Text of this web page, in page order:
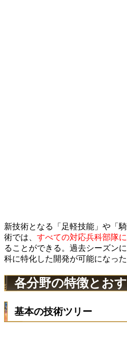
新技術となる「足軽技能」や「
術では、 すべての対応兵科部隊
ることができる。過去シーズン
科に特化した開発が可能になった
各分野の特徴とお
基本の技術ツリー